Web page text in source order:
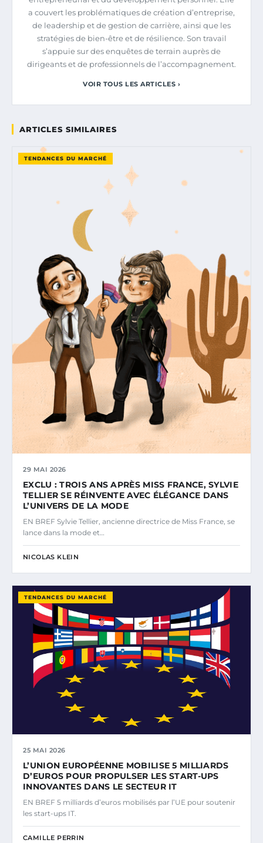
a couvert les problématiques de création d’entreprise,
de leadership et de gestion de carrière, ainsi que les
stratégies de bien-être et de résilience. Son travail
s’appuie sur des enquêtes de terrain auprès de
dirigeants et de professionnels de l’accompagnement.
VOIR TOUS LES ARTICLES ›
ARTICLES SIMILAIRES
TENDANCES DU MARCHÉ
29 MAI 2026
EXCLU : TROIS ANS APRÈS MISS FRANCE, SYLVIE
TELLIER SE RÉINVENTE AVEC ÉLÉGANCE DANS
L’UNIVERS DE LA MODE
EN BREF Sylvie Tellier, ancienne directrice de Miss France, se
lance dans la mode et…
NICOLAS KLEIN
TENDANCES DU MARCHÉ
25 MAI 2026
L’UNION EUROPÉENNE MOBILISE 5 MILLIARDS
D’EUROS POUR PROPULSER LES START-UPS
INNOVANTES DANS LE SECTEUR IT
EN BREF 5 milliards d’euros mobilisés par l’UE pour soutenir
les start-ups IT.
CAMILLE PERRIN